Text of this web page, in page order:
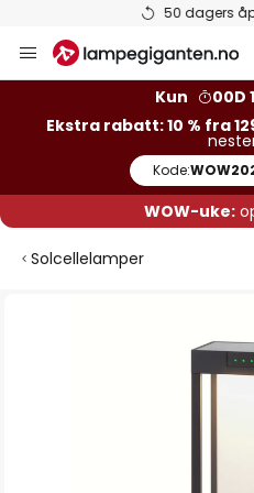
Varer på
Hopp
til
Kun
00D
Ekstra rabatt: 10 % fra
Kode:
WOW-uke:
Solcellelamper